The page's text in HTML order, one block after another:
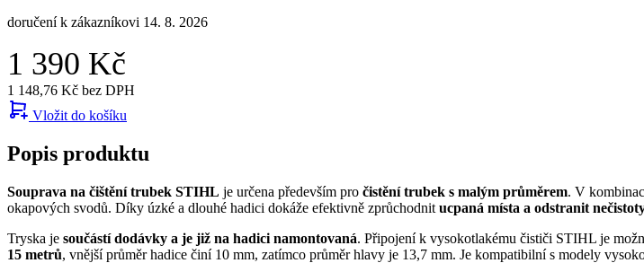
doručení k zákazníkovi 14. 8. 2026
1 390 Kč
1 148,76 Kč bez DPH
Vložit do košíku
Popis produktu
Souprava na čištění trubek STIHL je určena především pro čistění trubek s malým průměrem. V
okapových svodů. Díky úzké a dlouhé hadici dokáže efektivně zprůchodnit ucpaná místa a odstranit
Tryska je součástí dodávky a je již na hadici namontovaná. Připojení k vysokotlakému čističi STIHL je
15 metrů, vnější průměr hadice činí 10 mm, zatímco průměr hlavy je 13,7 mm. Je kompatibilní s modely